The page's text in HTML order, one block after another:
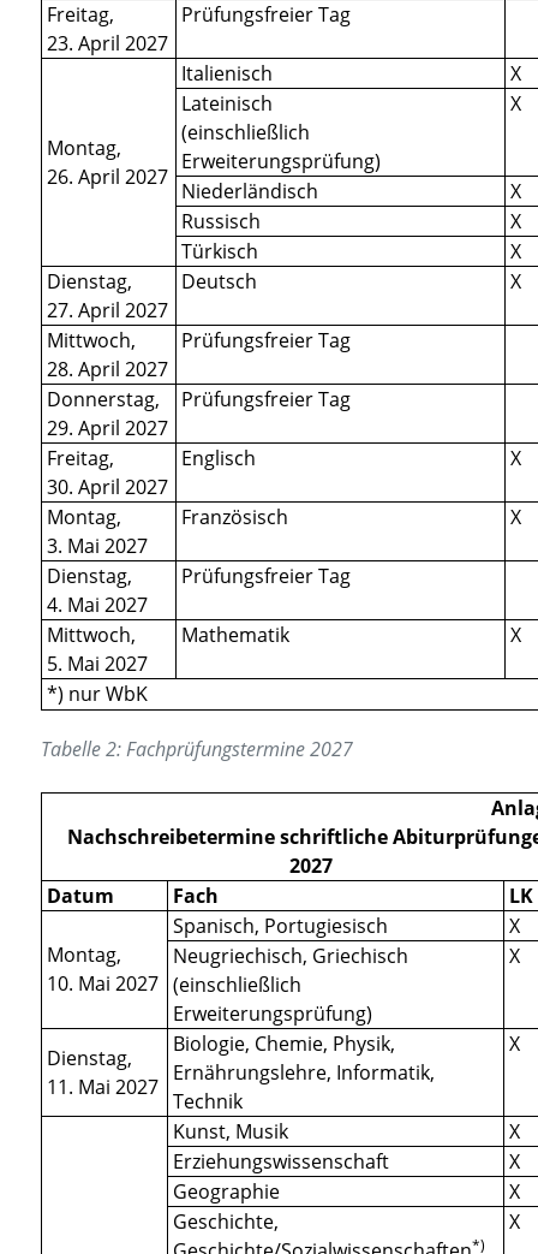
Freitag,
23. April 2027
Prüfungsfreier Tag
Montag,
26. April 2027
Italienisch
X
Lateinisch
(einschließlich
Erweiterungsprüfung)
X
Niederländisch
X
Russisch
X
Türkisch
X
Dienstag,
27. April 2027
Deutsch X
Mittwoch,
28. April 2027
Prüfungsfreier Tag
Donnerstag,
29. April 2027
Prüfungsfreier Tag
Freitag,
30. April 2027
Englisch X
Montag,
3. Mai 2027
Französisch X
Dienstag,
4. Mai 2027
Prüfungsfreier Tag
Mittwoch,
5. Mai 2027
Mathematik X
*) nur WbK
Tabelle 2: Fachprüfungstermine 2027
Nachschreibetermine schriftliche
2027
Datum
Fach LK
Montag,
10. Mai 2027
Spanisch, Portugiesisch
X
Neugriechisch, Griechisch
(einschließlich
Erweiterungsprüfung)
X
Dienstag,
11. Mai 2027
Biologie, Chemie, Physik,
Ernährungslehre, Informatik,
Technik
X
Kunst, Musik
X
Erziehungswissenschaft
X
Geographie
X
Geschichte,
*)
X